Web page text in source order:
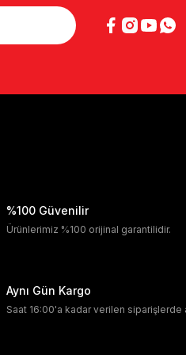
%100 Güvenilir
Ürünlerimiz %100 orijinal garantilidir.
Aynı Gün Kargo
Saat 16:00'a kadar verilen siparişlerde